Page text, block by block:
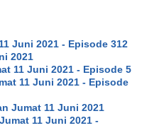
Juni 2021 - Episode 312
2021
11 Juni 2021 - Episode 5
11 Juni 2021 - Episode
Jumat 11 Juni 2021
11 Juni 2021 -